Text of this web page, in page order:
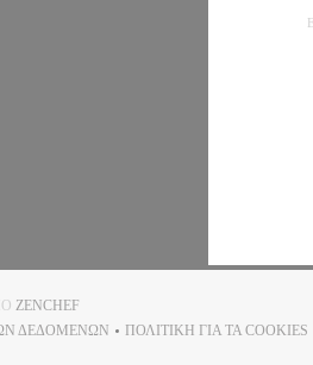
ZENCHEF
ΔΕΔΟΜΈΝΩΝ ΠΟΛΙΤΙΚΉ ΓΙΑ ΤΑ COOKIES